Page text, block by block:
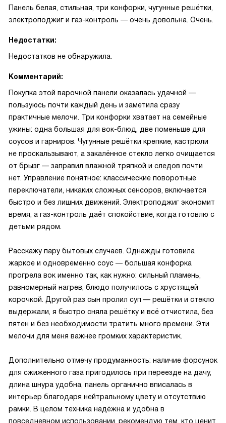
Панель белая, стильная, три конфорки, чугунные решётки,
электроподжиг и газ-контроль — очень довольна. Очень.
Недостатки:
Недостатков не обнаружила.
Комментарий:
Покупка этой варочной панели оказалась удачной —
пользуюсь почти каждый день и заметила сразу
практичные мелочи. Три конфорки хватает на семейные
ужины: одна большая для вок-блюд, две поменьше для
соусов и гарниров. Чугунные решётки крепкие, кастрюли
не проскальзывают, а закалённое стекло легко очищается
от брызг — заправил влажной тряпкой и следов почти
нет. Управление понятное: классические поворотные
переключатели, никаких сложных сенсоров, включается
быстро и без лишних движений. Электроподжиг экономит
время, а газ-контроль даёт спокойствие, когда готовлю с
детьми рядом.
Расскажу пару бытовых случаев. Однажды готовила
жаркое и одновременно соус — большая конфорка
прогрела вок именно так, как нужно: сильный пламень,
равномерный нагрев, блюдо получилось с хрустящей
корочкой. Другой раз сын пролил суп — решётки и стекло
выдержали, я быстро сняла решётку и всё отчистила, без
пятен и без необходимости тратить много времени. Эти
мелочи для меня важнее громких характеристик.
Дополнительно отмечу продуманность: наличие форсунок
для сжиженного газа пригодилось при переезде на дачу,
длина шнура удобна, панель органично вписалась в
интерьер благодаря нейтральному цвету и отсутствию
рамки. В целом техника надёжна и удобна в
повседневном использовании, рекомендую тем, кто ценит